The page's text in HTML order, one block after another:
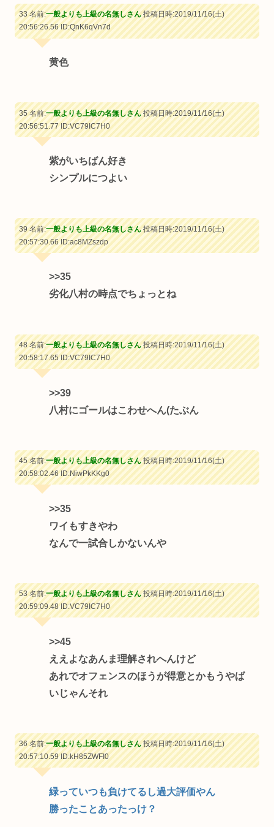
33 名前:一般よりも上級の名無しさん投稿日時:2019/11/16(土)
20:56:26.56ID:QnK6qVn7d
黄色
35 名前:一般よりも上級の名無しさん投稿日時:2019/11/16(土)
20:56:51.77ID:VC79IC7H0
紫がいちばん好き
シンプルにつよい
39 名前:一般よりも上級の名無しさん投稿日時:2019/11/16(土)
20:57:30.66ID:ac8MZszdp
>>35
劣化八村の時点でちょっとね
48 名前:一般よりも上級の名無しさん投稿日時:2019/11/16(土)
20:58:17.65ID:VC79IC7H0
>>39
八村にゴールはこわせへん(たぶん
45 名前:一般よりも上級の名無しさん投稿日時:2019/11/16(土)
20:58:02.46ID:NiwPkKKg0
>>35
ワイもすきやわ
なんで一試合しかないんや
53 名前:一般よりも上級の名無しさん投稿日時:2019/11/16(土)
20:59:09.48ID:VC79IC7H0
>>45
ええよなあんま理解されへんけど
あれでオフェンスのほうが得意とかもうやば
いじゃんそれ
36 名前:一般よりも上級の名無しさん投稿日時:2019/11/16(土)
20:57:10.59ID:kH85ZWFI0
緑っていつも負けてるし過大評価やん
勝ったことあったっけ？